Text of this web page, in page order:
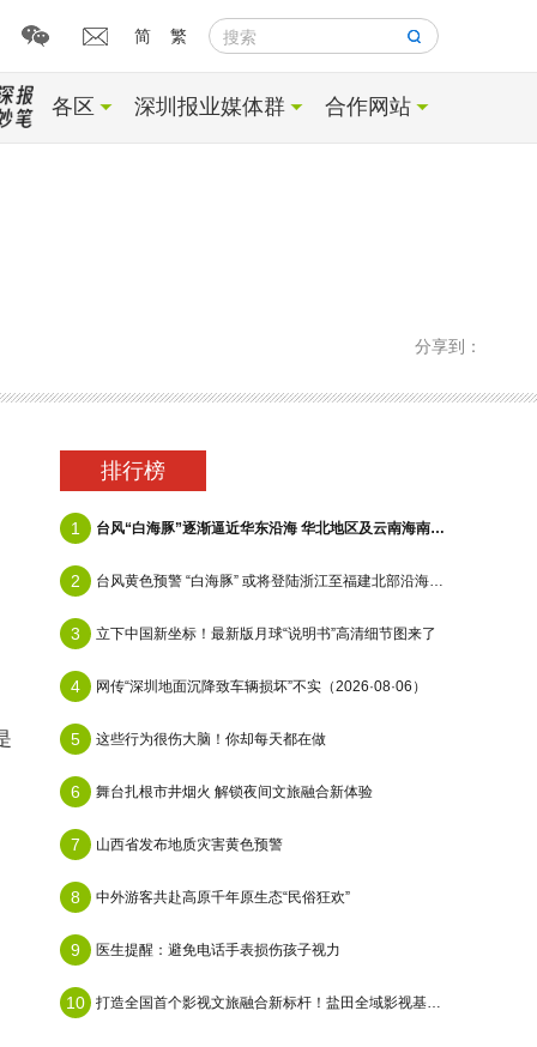
简 繁 搜索
各区 深圳报业媒体群 合作网站
分享到：
排行榜
1 台风“白海豚”逐渐逼近华东沿海 华北地区及云南海南等地有降雨
2 台风黄色预警 “白海豚” 或将登陆浙江至福建北部沿海地区
3 立下中国新坐标！最新版月球“说明书”高清细节图来了
4 网传“深圳地面沉降致车辆损坏”不实（2026·08·06）
5 这些行为很伤大脑！你却每天都在做
6 舞台扎根市井烟火 解锁夜间文旅融合新体验
7 山西省发布地质灾害黄色预警
8 中外游客共赴高原千年原生态“民俗狂欢”
9 医生提醒：避免电话手表损伤孩子视力
10 打造全国首个影视文旅融合新标杆！盐田全域影视基地即将启幕